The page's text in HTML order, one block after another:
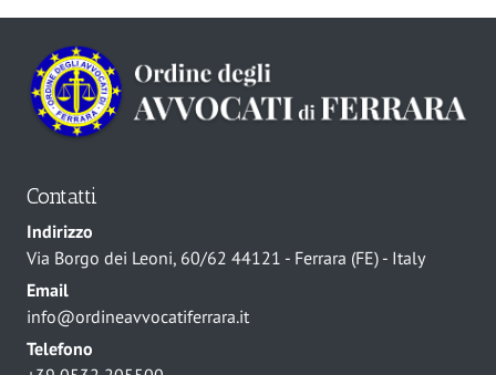
Contatti
Indirizzo
Via Borgo dei Leoni, 60/62 44121 - Ferrara (FE) - Italy
Email
info@ordineavvocatiferrara.it
Telefono